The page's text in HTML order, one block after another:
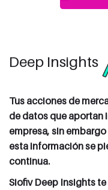
Deep Insights
Tus acciones de
de datos que aportan
empresa, sin
esta información se
continua.
Siofiv Deep Insights